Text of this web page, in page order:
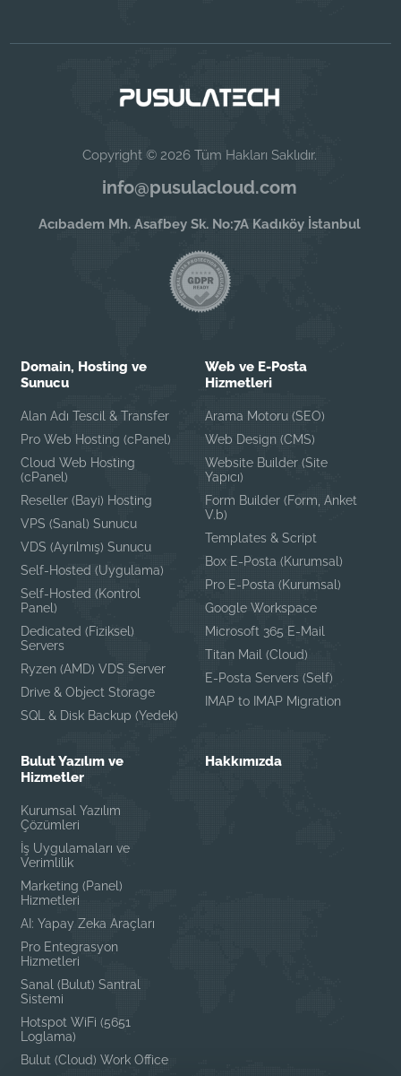
Copyright © 2026 Tüm Hakları Saklıdır.
info@pusulacloud.com
Acıbadem Mh. Asafbey Sk. No:7A Kadıköy İstanbul
Domain, Hosting ve
Sunucu
Alan Adı Tescil & Transfer
Pro Web Hosting (cPanel)
Cloud Web Hosting
(cPanel)
Reseller (Bayi) Hosting
VPS (Sanal) Sunucu
VDS (Ayrılmış) Sunucu
Self-Hosted (Uygulama)
Self-Hosted (Kontrol
Panel)
Dedicated (Fiziksel)
Servers
Ryzen (AMD) VDS Server
Drive & Object Storage
SQL & Disk Backup (Yedek)
Web ve E-Posta
Hizmetleri
Arama Motoru (SEO)
Web Design (CMS)
Website Builder (Site
Yapıcı)
Form Builder (Form, Anket
V.b)
Templates & Script
Box E-Posta (Kurumsal)
Pro E-Posta (Kurumsal)
Google Workspace
Microsoft 365 E-Mail
Titan Mail (Cloud)
E-Posta Servers (Self)
IMAP to IMAP Migration
Bulut Yazılım ve
Hizmetler
Kurumsal Yazılım
Çözümleri
İş Uygulamaları ve
Verimlilik
Marketing (Panel)
Hizmetleri
AI: Yapay Zeka Araçları
Pro Entegrasyon
Hizmetleri
Sanal (Bulut) Santral
Sistemi
Hotspot WiFi (5651
Loglama)
Bulut (Cloud) Work Office
Hakkımızda